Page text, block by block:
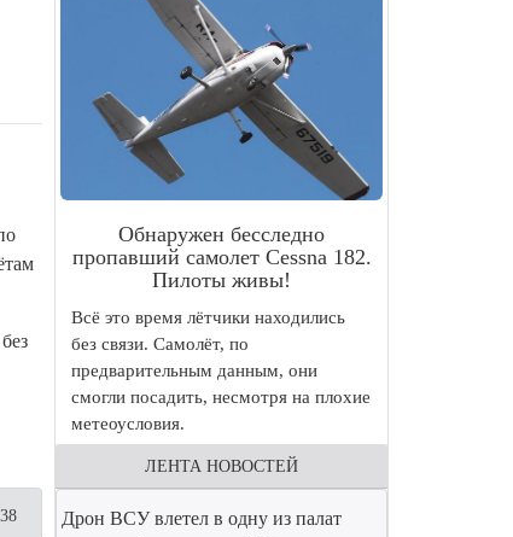
Обнаружен бесследно
пропавший самолет Cessna 182.
Пилоты живы!
Всё это время лётчики находились
без связи. Самолёт, по
предварительным данным, они
смогли посадить, несмотря на плохие
метеоусловия.
ЛЕНТА НОВОСТЕЙ
Дрон ВСУ влетел в одну из палат